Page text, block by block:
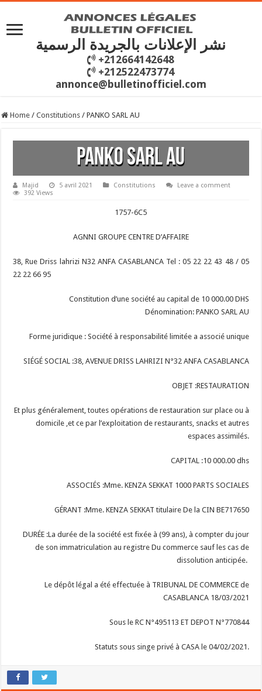
نشر الإعلانات بالجريدة الرسمية
+212664142648
+212522473774
annonce@bulletinofficiel.com
Home / Constitutions / PANKO SARL AU
PANKO SARL AU
Majid 5 avril 2021 Constitutions
Leave a comment
392 Views
1757-6C5
AGNNI GROUPE CENTRE D’AFFAIRE
38, Rue Driss lahrizi N32 ANFA CASABLANCA Tel : 05 22 22 43 48 / 05
22 22 66 95
Constitution d’une société au capital de 10 000.00 DHS
Dénomination: PANKO SARL AU
Forme juridique : Société à responsabilité limitée a associé unique
SIÉGÉ SOCIAL :38, AVENUE DRISS LAHRIZI N°32 ANFA CASABLANCA
OBJET :RESTAURATION
Et plus généralement, toutes opérations de restauration sur place ou à
domicile ,et ce par l’exploitation de restaurants, snacks et autres
espaces assimilés.
CAPITAL :10 000.00 dhs
ASSOCIÉS :Mme. KENZA SEKKAT 1000 PARTS SOCIALES
GÉRANT :Mme. KENZA SEKKAT titulaire De la CIN BE717650
DURÉE :La durée de la société est fixée à (99 ans), à compter du jour
de son immatriculation au registre Du commerce sauf les cas de
dissolution anticipée.
Le dépôt légal a été effectuée à TRIBUNAL DE COMMERCE de
CASABLANCA 18/03/2021
Sous le RC N°495113 ET DEPOT N°770844
Statuts sous singe privé à CASA le 04/02/2021.